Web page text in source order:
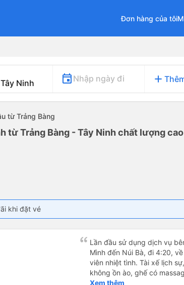
Đơn hàng của tôi
Nhập ngày đi add
từ Trảng Bàng
từ Trảng Bàng - Tây Ninh chất lượng
khi đặt vé
Lần đầu sử dụng dịch vụ
Mình đến Núi Bà, đi 4:20,
viên nhiệt tình. Tài xế lịch
không ồn ào, ghế có
có quét dọn xe trước khi
Xem thêm